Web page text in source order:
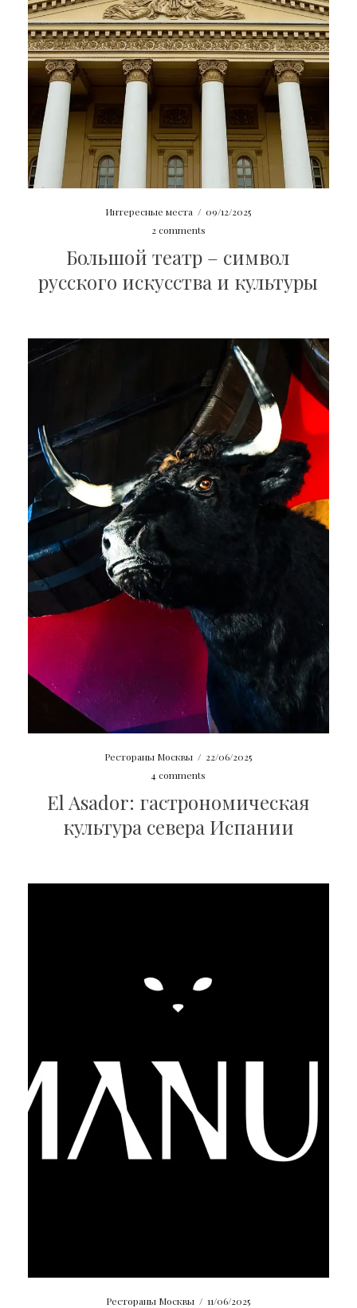
Интересные места / 09/12/2025
2 comments
Большой театр – символ
русского искусства и культуры
Рестораны Москвы / 22/06/2025
4 comments
El Asador: гастрономическая
культура севера Испании
Рестораны Москвы / 11/06/2025